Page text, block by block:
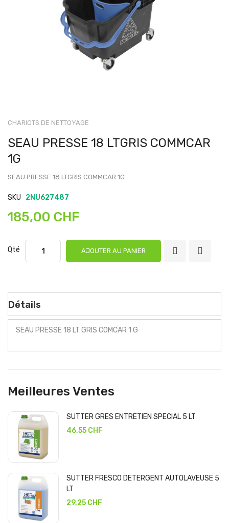
CHARIOTS DE NETTOYAGE
SEAU PRESSE 18 LTGRIS COMMCAR
1G
SEAU PRESSE 18 LTGRIS COMMCAR 1G
SKU 2NU627487
185,00 CHF
Qté AJOUTER AU PANIER
Détails
SEAU PRESSE 18 LT GRIS COMCAR 1 G
Meilleures Ventes
SUTTER GRES ENTRETIEN SPECIAL 5 LT
46,55 CHF
SUTTER FRESCO DETERGENT AUTOLAVEUSE 5
LT
29,25 CHF